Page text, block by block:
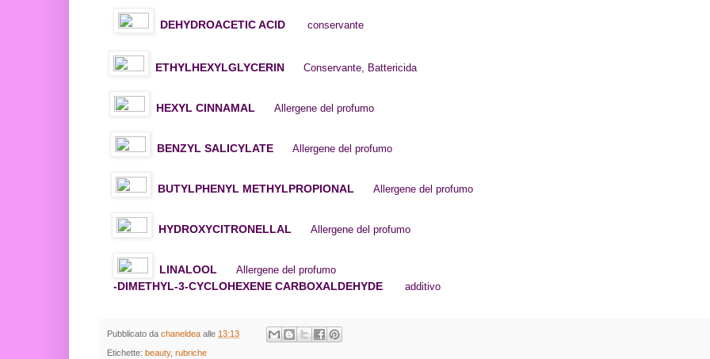
DEHYDROACETIC ACID conservante
ETHYLHEXYLGLYCERIN Conservante, Battericida
HEXYL CINNAMAL Allergene del profumo
BENZYL SALICYLATE Allergene del profumo
BUTYLPHENYL METHYLPROPIONAL Allergene del profumo
HYDROXYCITRONELLAL Allergene del profumo
LINALOOL Allergene del profumo
-DIMETHYL-3-CYCLOHEXENE CARBOXALDEHYDE additivo
Pubblicato da chaneldea alle 13:13
Etichette: beauty, rubriche